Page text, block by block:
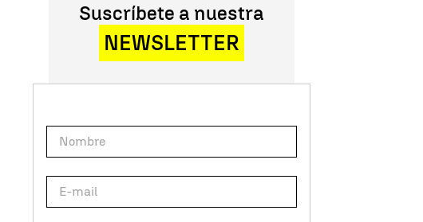
Suscríbete a nuestra
NEWSLETTER